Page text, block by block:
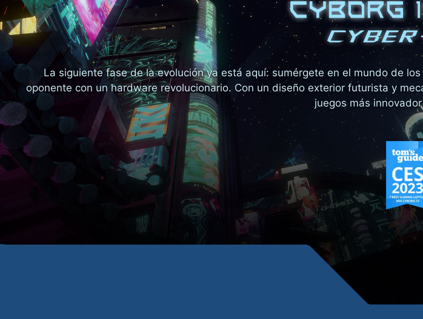
La siguiente fase de la evolución ya está aquí: sumérgete en el mundo de
oponente con un hardware revolucionario. Con un diseño exterior futurista y
juegos más